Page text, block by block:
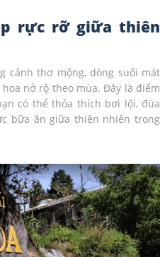
rực rỡ giữa thiên
cảnh thơ mộng, dòng suối mát
nở rộ theo mùa. Đây là điểm
có thể thỏa thích bơi lội, đùa
bữa ăn giữa thiên nhiên trong